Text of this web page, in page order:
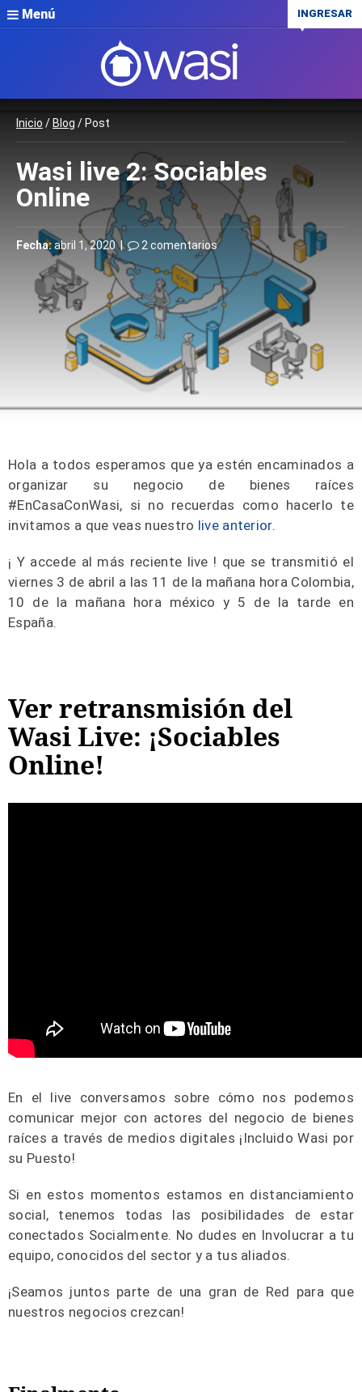
Menú INGRESAR
Inicio / Blog / Post
Wasi live 2: Sociables
Online
Fecha:abril 1, 2020 | 2 comentarios
Hola a todos esperamos que ya estén encaminados a
organizar su negocio de bienes raíces
#EnCasaConWasi, si no recuerdas como hacerlo te
invitamos a que veas nuestro live anterior.
¡ Y accede al más reciente live ! que se transmitió el
viernes 3 de abril a las 11 de la mañana hora Colombia,
10 de la mañana hora méxico y 5 de la tarde en
España.
Ver retransmisión del
Wasi Live: ¡Sociables
Online!
En el live conversamos sobre cómo nos podemos
comunicar mejor con actores del negocio de bienes
raíces a través de medios digitales ¡Incluido Wasi por
su Puesto!
Si en estos momentos estamos en distanciamiento
social, tenemos todas las posibilidades de estar
conectados Socialmente. No dudes en Involucrar a tu
equipo, conocidos del sector y a tus aliados.
¡Seamos juntos parte de una gran de Red para que
nuestros negocios crezcan!